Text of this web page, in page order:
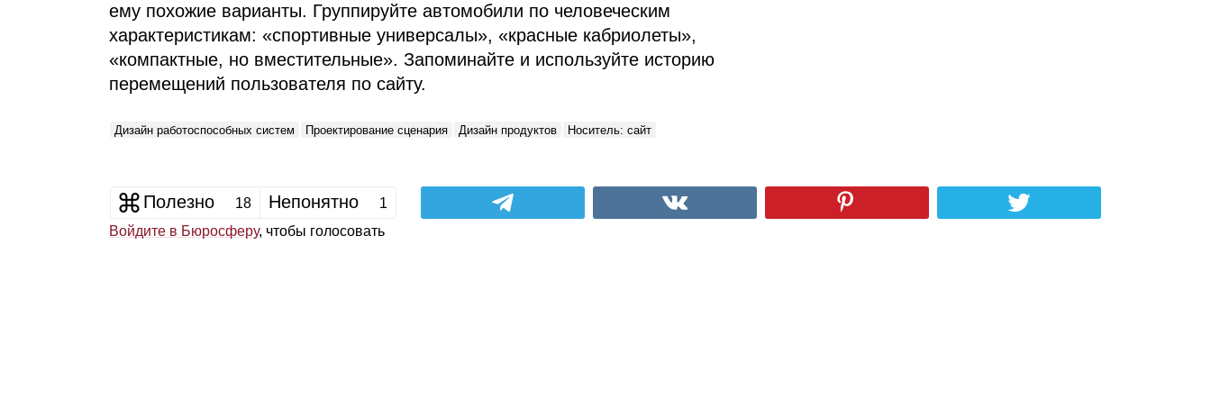
ему похожие варианты. Группируйте автомобили по человеческим
характеристикам: «спортивные универсалы», «красные кабриолеты»,
«компактные, но вместительные». Запоминайте и используйте историю
перемещений пользователя по сайту.
Дизайн работоспособных систем Проектирование сценария Дизайн продуктов Носитель: сайт
Полезно 18 Непонятно
1
Войдите в Бюросферу, чтобы голосовать